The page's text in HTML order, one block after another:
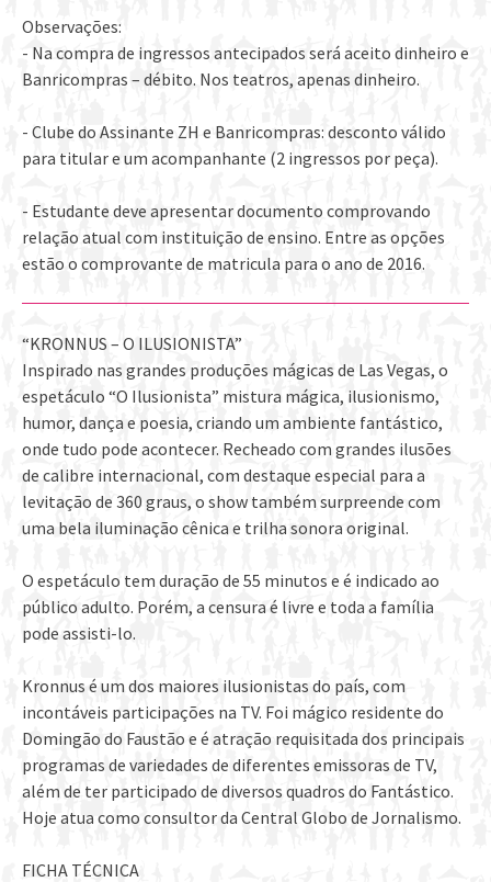
Observações:
- Na compra de ingressos antecipados será aceito dinheiro e
Banricompras – débito. Nos teatros, apenas dinheiro.
- Clube do Assinante ZH e Banricompras: desconto válido
para titular e um acompanhante (2 ingressos por peça).
- Estudante deve apresentar documento comprovando
relação atual com instituição de ensino. Entre as opções
estão o comprovante de matricula para o ano de 2016.
“KRONNUS – O ILUSIONISTA”
Inspirado nas grandes produções mágicas de Las Vegas, o
espetáculo “O Ilusionista” mistura mágica, ilusionismo,
humor, dança e poesia, criando um ambiente fantástico,
onde tudo pode acontecer. Recheado com grandes ilusões
de calibre internacional, com destaque especial para a
levitação de 360 graus, o show também surpreende com
uma bela iluminação cênica e trilha sonora original.
O espetáculo tem duração de 55 minutos e é indicado ao
público adulto. Porém, a censura é livre e toda a família
pode assisti-lo.
Kronnus é um dos maiores ilusionistas do país, com
incontáveis participações na TV. Foi mágico residente do
Domingão do Faustão e é atração requisitada dos principais
programas de variedades de diferentes emissoras de TV,
além de ter participado de diversos quadros do Fantástico.
Hoje atua como consultor da Central Globo de Jornalismo.
FICHA TÉCNICA